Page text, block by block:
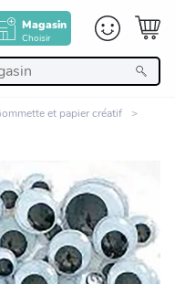
Magasin
Choisir
et papier créatif